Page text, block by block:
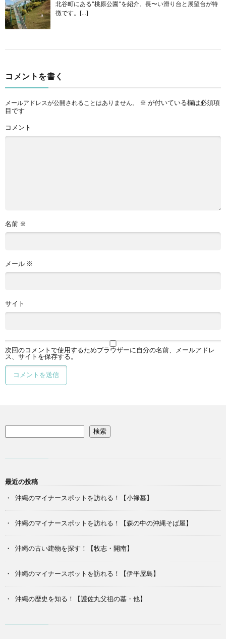
北谷町にある”桃原公園”を紹介。長〜い滑り台と展望台が特
徴です。[…]
コメントを書く
メールアドレスが公開されることはありません。 ※ が付いている欄は必須項
目です
コメント
名前 ※
メール ※
サイト
次回のコメントで使用するためブラウザーに自分の名前、メールアドレ
ス、サイトを保存する。
検索
最近の投稿
沖縄のマイナースポットを訪れる！【小禄墓】
沖縄のマイナースポットを訪れる！【森の中の沖縄そば屋】
沖縄の古い建物を探す！【牧志・開南】
沖縄のマイナースポットを訪れる！【伊平屋島】
沖縄の歴史を知る！【護佐丸父祖の墓・他】